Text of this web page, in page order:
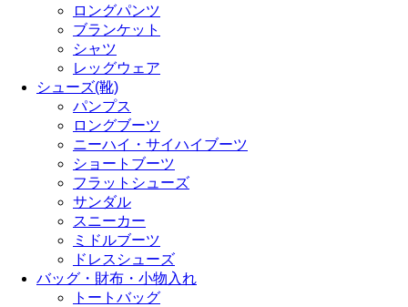
ロングパンツ
ブランケット
シャツ
レッグウェア
シューズ(靴)
パンプス
ロングブーツ
ニーハイ・サイハイブーツ
ショートブーツ
フラットシューズ
サンダル
スニーカー
ミドルブーツ
ドレスシューズ
バッグ・財布・小物入れ
トートバッグ